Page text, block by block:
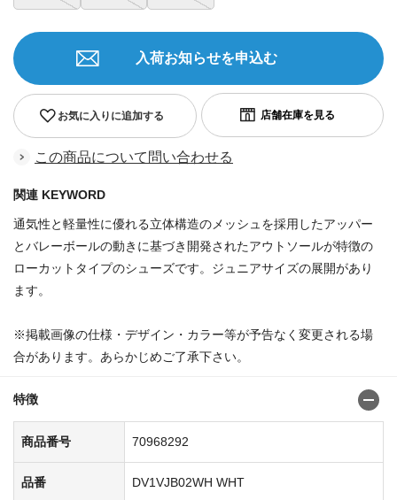
お気に入りに追加する
入荷お知らせを申込む
この商品について問い合わせる
関連 KEYWORD
通気性と軽量性に優れる立体構造のメッシュを採用したアッパー
とバレーボールの動きに基づき開発されたアウトソールが特徴の
ローカットタイプのシューズです。ジュニアサイズの展開があり
ます。
※掲載画像の仕様・デザイン・カラー等が予告なく変更される場
合があります。あらかじめご了承下さい。
特徴
商品番号 70968292
品番 DV1VJB02WH WHT